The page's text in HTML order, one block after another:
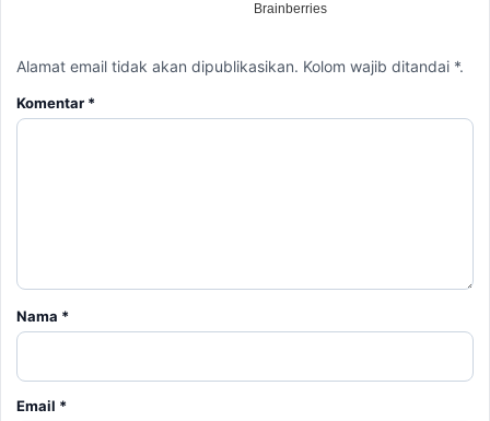
Alamat email tidak akan dipublikasikan. Kolom wajib ditandai *.
Komentar *
Nama *
Email *